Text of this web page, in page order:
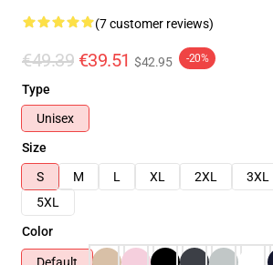
(7 customer reviews)
€49.39 €39.51 $42.95 -20%
Type
Unisex
Size
S
M L XL 2XL 3XL
5XL
Color